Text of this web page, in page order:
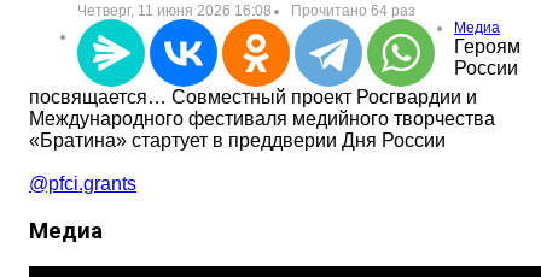
Четверг, 11 июня 2026 16:08
Прочитано 64 раз
Медиа
Героям
России
посвящается… Совместный проект Росгвардии и
Международного фестиваля медийного творчества
«Братина» стартует в преддверии Дня России
@pfci.grants
Медиа